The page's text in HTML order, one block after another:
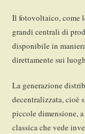
Il fotovoltaico, come
grandi centrali di
disponibile in
direttamente sui
La generazione
decentralizzata, cioè
piccole dimensione,
classica che vede